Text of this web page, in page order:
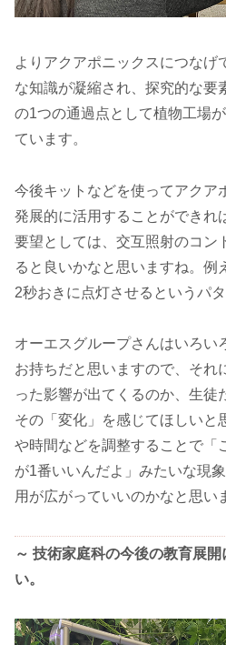
よりアクアポニックスにつなげ
な知識が凝縮され、探究的な要
の1つの通過点として植物工場
ています。
今後キットなどを使ってアクア
発展的に活用することができれ
要望としては、交互照射のコン
ると良いかなと思いますね。例
2秒おきに点灯させるというパ
オーエスグループさんはいろい
お持ちだと思いますので、それ
った影響が出てくるのか、生徒
その「変化」を感じてほしいと
や時間などを調整することで「
が1番いいんだよ」みたいな現
用が広がっていいのかなと思い
～ 技術家庭科の今後の教育展
い。